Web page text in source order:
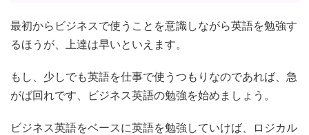
最初からビジネスで使うことを意識しながら英語を勉強す
るほうが、上達は早いといえます。
もし、少しでも英語を仕事で使うつもりなのであれば、急
がば回れです、ビジネス英語の勉強を始めましょう。
ビジネス英語をベースに英語を勉強していけば、ロジカル